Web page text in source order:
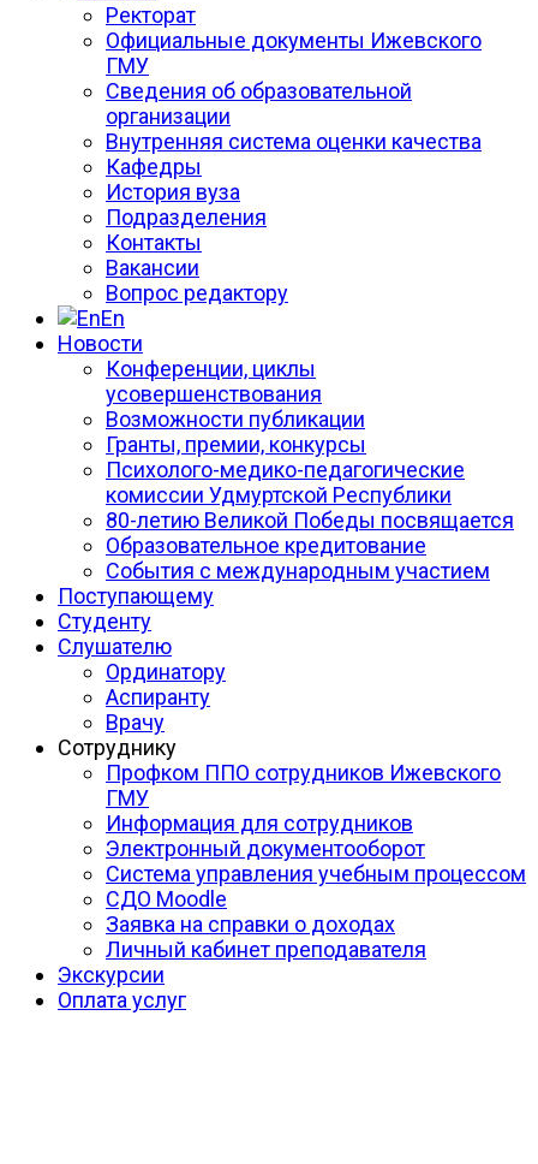
Ректорат
Официальные документы Ижевского
ГМУ
Сведения об образовательной
организации
Внутренняя система оценки качества
Кафедры
История вуза
Подразделения
Контакты
Вакансии
Вопрос редактору
En
Новости
Конференции, циклы
усовершенствования
Возможности публикации
Гранты, премии, конкурсы
Психолого-медико-педагогические
комиссии Удмуртской Республики
80-летию Великой Победы посвящается
Образовательное кредитование
События с международным участием
Поступающему
Студенту
Слушателю
Ординатору
Аспиранту
Врачу
Сотруднику
Профком ППО сотрудников Ижевского
ГМУ
Информация для сотрудников
Электронный документооборот
Система управления учебным процессом
СДО Moodle
Заявка на справки о доходах
Личный кабинет преподавателя
Экскурсии
Оплата услуг